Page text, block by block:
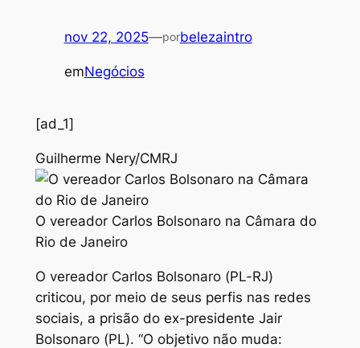
nov 22, 2025—porbelezaintro
emNegócios
[ad_1]
Guilherme Nery/CMRJ
O vereador Carlos Bolsonaro na Câmara do
Rio de Janeiro
O vereador Carlos Bolsonaro (PL-RJ)
criticou, por meio de seus perfis nas redes
sociais, a prisão do ex-presidente Jair
Bolsonaro (PL). “O objetivo não muda: